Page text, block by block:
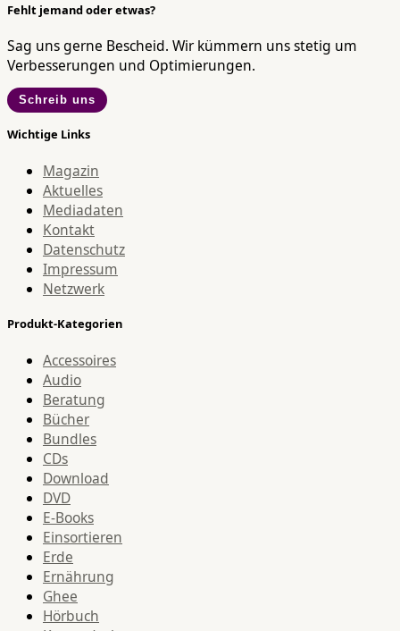
Fehlt jemand oder etwas?
Sag uns gerne Bescheid. Wir kümmern uns stetig um
Verbesserungen und Optimierungen.
Schreib uns
Wichtige Links
Magazin
Aktuelles
Mediadaten
Kontakt
Datenschutz
Impressum
Netzwerk
Produkt-Kategorien
Accessoires
Audio
Beratung
Bücher
Bundles
CDs
Download
DVD
E-Books
Einsortieren
Erde
Ernährung
Ghee
Hörbuch